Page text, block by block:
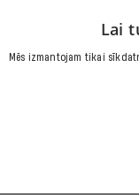
Lai
Mēs izmantojam tikai